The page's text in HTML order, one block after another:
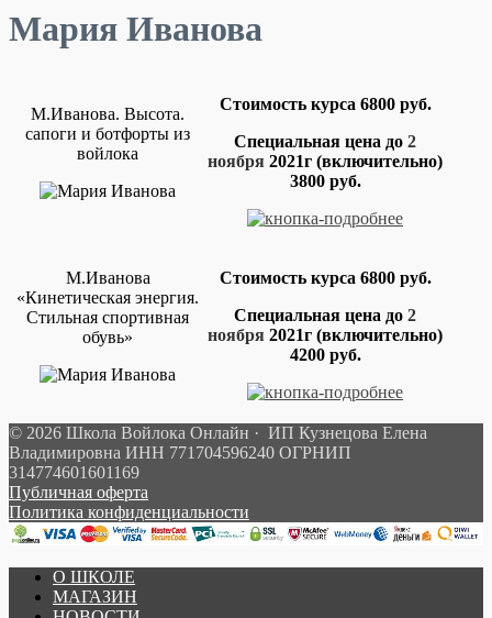
Мария Иванова
М.Иванова. Высота.
сапоги и ботфорты из
войлока
Стоимость курса 6800 руб.
Специальная цена до 2
ноября 2021г (включительно)
3800 руб.
М.Иванова
«Кинетическая энергия.
Стильная спортивная
обувь»
Стоимость курса 6800 руб.
Специальная цена до 2
ноября 2021г (включительно)
4200 руб.
© 2026 Школа Войлока Онлайн · ИП Кузнецова Елена
Владимировна ИНН 771704596240 ОГРНИП
314774601601169
Публичная оферта
Политика конфиденциальности
О ШКОЛЕ
МАГАЗИН